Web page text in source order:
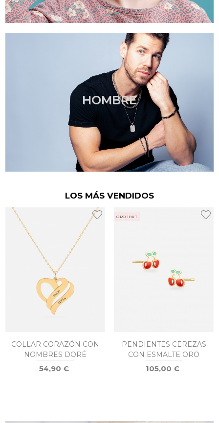
HOMBRE
LOS MÁS VENDIDOS
COLLAR CORAZÓN CON
NOMBRES DORÉ
54,90 €
ORO 18KT
PENDIENTES CEREZAS
CON ESMALTE ORO
105,00 €